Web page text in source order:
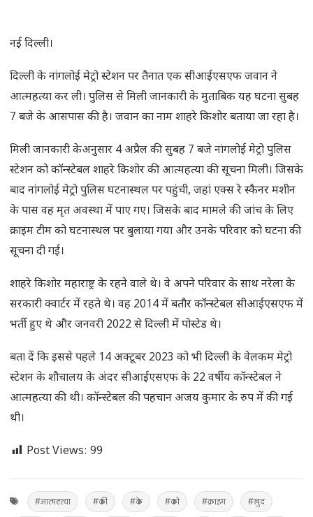
नई दिल्ली।
दिल्ली के नांगलोई मेट्रो स्टेशन पर तैनात एक सीआईएसएफ जवान ने
आत्महत्या कर ली। पुलिस से मिली जानकारी के मुताबिक यह घटना सुबह
7 बजे के आसपास की है। जवान का नाम शाहरे किशोर बताया जा रहा है।
मिली जानकारी केअनुसार 4 अप्रैल की सुबह 7 बजे नांगलोई मेट्रो पुलिस
स्टेशन को कॉन्स्टेबल शाहरे किशोर की आत्महत्या की सूचना मिली। जिसके
बाद नांगलोई मेट्रो पुलिस घटनास्थल पर पहुंची, जहां एक्स रे स्कैनर मशीन
के पास वह मृत अवस्था में पाए गए। जिसके बाद मामले की जांच के लिए
क्राइम टीम को घटनास्थल पर बुलाया गया और उनके परिवार को घटना की
सूचना दी गई।
शाहरे किशोर महाराष्ट्र के रहने वाले थे। वे अपने परिवार के साथ नरेला के
सरकारी क्वार्टर में रहते थे। वह 2014 में बतौर कॉन्स्टेबल सीआईएसएफ में
भर्ती हुए थे और जनवरी 2022 से दिल्ली में पोस्टेड थे।
बता दें कि इससे पहले 14 अक्टूबर 2023 को भी दिल्ली के वेलकम मेट्रो
स्टेशन के शौचालय के अंदर सीआईएसएफ के 22 वर्षीय कॉन्स्टेबल ने
आत्महत्या की थी। कॉन्स्टेबल की पहचान अजय कुमार के रुप में की गई
थी।
Post Views: 99
#आत्महत्या #की #के #को #क्राइम #खुद